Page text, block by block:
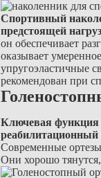
Спортивный
предстоящей
он обеспечивает
оказывает
упругоэластичные
рекомендован при
Ключевая функция
реабилитационный
Современные
Они хорошо